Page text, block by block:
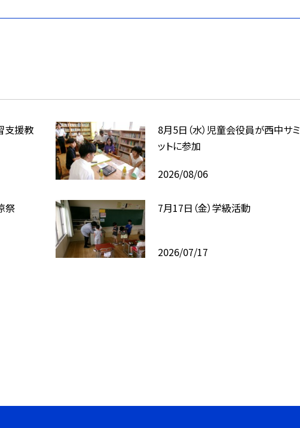
支援教
8月5日（水）児童会役員が西中サミ
ットに参加
2026/08/06
祭 7月17日（金）学級活動
2026/07/17